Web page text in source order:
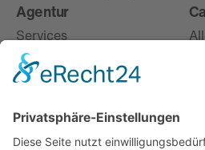
Agentur
Services
Karriere
About
Offices